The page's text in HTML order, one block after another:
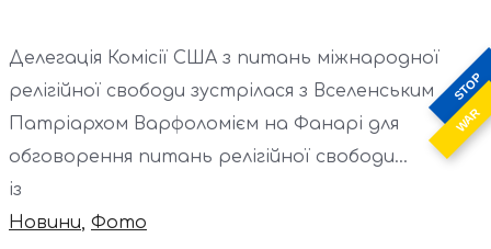
STOP
WAR
Делегація Комісії США з питань міжнародної
релігійної свободи зустрілася з Вселенським
Патріархом Варфоломієм на Фанарі для
обговорення питань релігійної свободи...
із
Новини, Фото